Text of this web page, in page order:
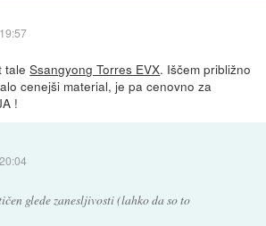
taleSsangyong Torres EVX. Iščem približno
cenejši material, je pa cenovno za
!
glede zanesljivosti (lahko da so to